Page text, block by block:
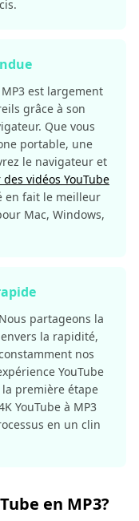
est largement
grâce à son
Que vous
portable, une
le navigateur et
vidéos YouTube
en fait le meilleur
Mac, Windows,
partageons la
la rapidité,
nos
YouTube
première étape
YouTube à MP3
en un clin
en MP3?